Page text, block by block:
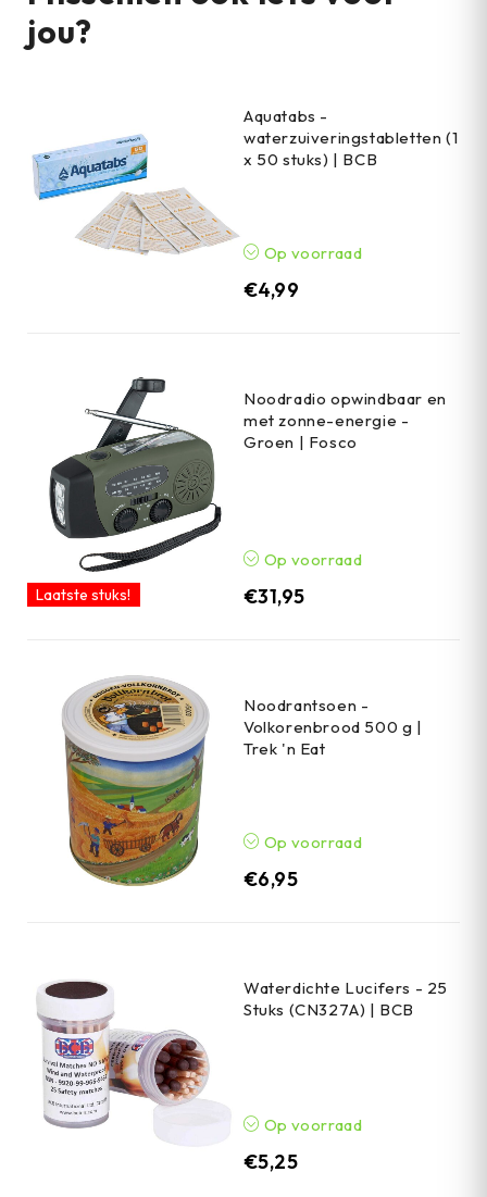
jou?
Aquatabs -
waterzuiveringstabletten (1
x 50 stuks) | BCB
Op voorraad
€4,99
Laatste stuks!
Noodradio opwindbaar en
met zonne-energie -
Groen | Fosco
Op voorraad
€31,95
Noodrantsoen -
Volkorenbrood 500 g |
Trek 'n Eat
Op voorraad
€6,95
Waterdichte Lucifers - 25
Stuks (CN327A) | BCB
Op voorraad
€5,25